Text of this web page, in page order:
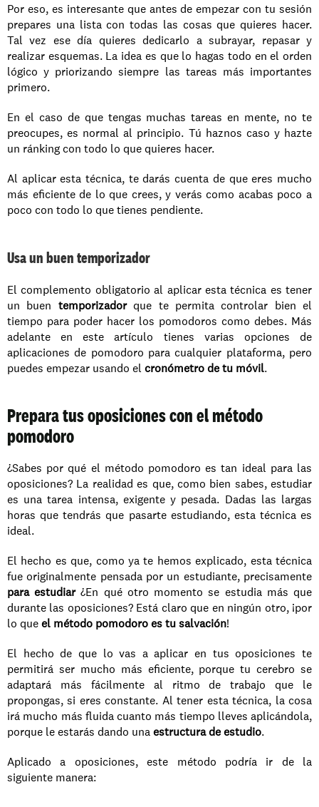
Por eso, es interesante que antes de empezar con tu sesión
prepares una lista con todas las cosas que quieres hacer.
Tal vez ese día quieres dedicarlo a subrayar, repasar y
realizar esquemas. La idea es que lo hagas todo en el orden
lógico y priorizando siempre las tareas más importantes
primero.
En el caso de que tengas muchas tareas en mente, no te
preocupes, es normal al principio. Tú haznos caso y hazte
un ránking con todo lo que quieres hacer.
Al aplicar esta técnica, te darás cuenta de que eres mucho
más eficiente de lo que crees, y verás como acabas poco a
poco con todo lo que tienes pendiente.
Usa un buen temporizador
El complemento obligatorio al aplicar esta técnica es tener
un buen temporizador que te permita controlar bien el
tiempo para poder hacer los pomodoros como debes. Más
adelante en este artículo tienes varias opciones de
aplicaciones de pomodoro para cualquier plataforma, pero
puedes empezar usando el cronómetro de tu móvil.
Prepara tus oposiciones con el método
pomodoro
¿Sabes por qué el método pomodoro es tan ideal para las
oposiciones? La realidad es que, como bien sabes, estudiar
es una tarea intensa, exigente y pesada. Dadas las largas
horas que tendrás que pasarte estudiando, esta técnica es
ideal.
El hecho es que, como ya te hemos explicado, esta técnica
para estudiar ¿En qué otro momento se estudia más que
durante las oposiciones? Está claro que en ningún otro, ¡por
lo que el método pomodoro es tu salvación!
El hecho de que lo vas a aplicar en tus oposiciones te
permitirá ser mucho más eficiente, porque tu cerebro se
adaptará más fácilmente al ritmo de trabajo que le
propongas, si eres constante. Al tener esta técnica, la cosa
irá mucho más fluida cuanto más tiempo lleves aplicándola,
porque le estarás dando una estructura de estudio.
Aplicado a oposiciones, este método podría ir de la
siguiente manera: